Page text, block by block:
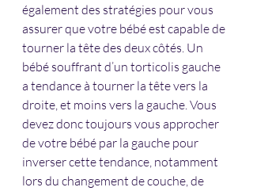
également des stratégies pour vous
assurer que votre bébé est capable de
tourner la tête des deux côtés. Un
bébé souffrant d’un torticolis gauche
a tendance à tourner la tête vers la
droite, et moins vers la gauche. Vous
devez donc toujours vous approcher
de votre bébé par la gauche pour
inverser cette tendance, notamment
lors du changement de couche, de